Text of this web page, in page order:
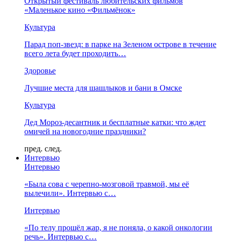
«Маленькое кино «Фильмёнок»
Культура
Парад поп-звезд: в парке на Зеленом острове в течение
всего лета будет проходить…
Здоровье
Лучшие места для шашлыков и бани в Омске
Культура
Дед Мороз-десантник и бесплатные катки: что ждет
омичей на новогодние праздники?
пред. след.
Интервью
Интервью
«Была сова с черепно-мозговой травмой, мы её
вылечили». Интервью с…
Интервью
«По телу прошёл жар, я не поняла, о какой онкологии
речь». Интервью с…